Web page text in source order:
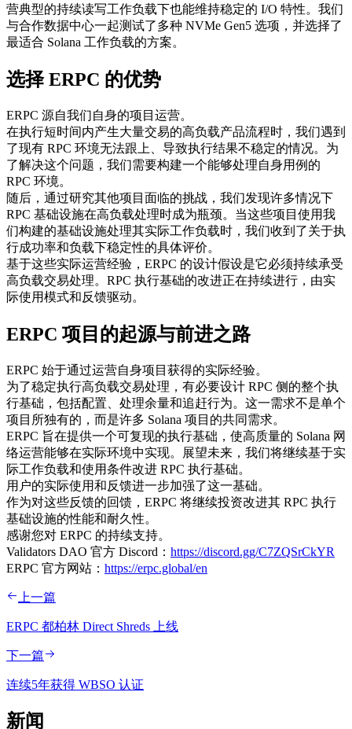
营典型的持续读写工作负载下也能维持稳定的 I/O 特性。我们
与合作数据中心一起测试了多种 NVMe Gen5 选项，并选择了
最适合 Solana 工作负载的方案。
选择 ERPC 的优势
ERPC 源自我们自身的项目运营。
在执行短时间内产生大量交易的高负载产品流程时，我们遇到
了现有 RPC 环境无法跟上、导致执行结果不稳定的情况。为
了解决这个问题，我们需要构建一个能够处理自身用例的
RPC 环境。
随后，通过研究其他项目面临的挑战，我们发现许多情况下
RPC 基础设施在高负载处理时成为瓶颈。当这些项目使用我
们构建的基础设施处理其实际工作负载时，我们收到了关于执
行成功率和负载下稳定性的具体评价。
基于这些实际运营经验，ERPC 的设计假设是它必须持续承受
高负载交易处理。RPC 执行基础的改进正在持续进行，由实
际使用模式和反馈驱动。
ERPC 项目的起源与前进之路
ERPC 始于通过运营自身项目获得的实际经验。
为了稳定执行高负载交易处理，有必要设计 RPC 侧的整个执
行基础，包括配置、处理余量和追赶行为。这一需求不是单个
项目所独有的，而是许多 Solana 项目的共同需求。
ERPC 旨在提供一个可复现的执行基础，使高质量的 Solana 网
络运营能够在实际环境中实现。展望未来，我们将继续基于实
际工作负载和使用条件改进 RPC 执行基础。
用户的实际使用和反馈进一步加强了这一基础。
作为对这些反馈的回馈，ERPC 将继续投资改进其 RPC 执行
基础设施的性能和耐久性。
感谢您对 ERPC 的持续支持。
Validators DAO 官方 Discord： https://discord.gg/C7ZQSrCkYR
ERPC 官方网站： https://erpc.global/en
上一篇
ERPC 都柏林 Direct Shreds 上线
下一篇
连续5年获得 WBSO 认证
新闻